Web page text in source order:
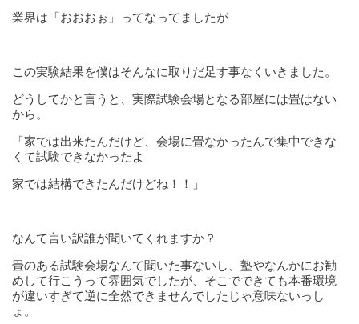
業界は「おおおぉ」ってなってましたが
この実験結果を僕はそんなに取りだ足す事なくいきました。
どうしてかと言うと、実際試験会場となる部屋には畳はない
から。
「家では出来たんだけど、会場に畳なかったんで集中できな
くて試験できなかったよ
家では結構できたんだけどね！！」
なんて言い訳誰が聞いてくれますか？
畳のある試験会場なんて聞いた事ないし、塾やなんかにお勧
めして行こうって雰囲気でしたが、そこでできても本番環境
が違いすぎて逆に全然できませんでしたじゃ意味ないっし
ょ。